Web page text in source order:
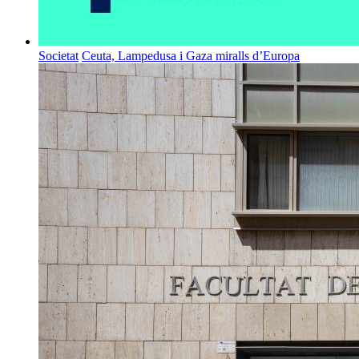
Societat Ceuta, Lampedusa i Gaza miralls d’Europa